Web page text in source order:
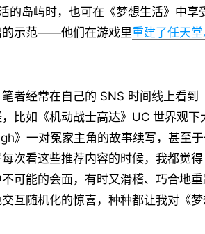
的岛屿时，也可在《梦想生活》中享
的示范——他们在游戏里重建了任天
者经常在自己的 SNS 时间线上看到
比如《机动战士高达》UC 世界观下
》一对冤家主角的故事续写，甚至
次看这些推荐内容的时候，我都觉
可能的会面，有时又滑稽、巧合地
互随机化的惊喜，种种都让我对《